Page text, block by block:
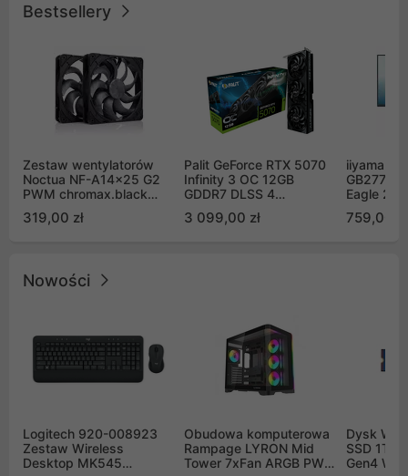
Bestsellery
Zestaw wentylatorów
Noctua NF-A14x25 G2
PWM chromax.black
Push Pull (2szt)
319,00 zł
Palit GeForce RTX 5070
Infinity 3 OC 12GB
GDDR7 DLSS 4
GB2050S)
3 099,00 zł
iiyama G-
Eagle 27"
759,00 zł
Nowości
Logitech 920-008923
Zestaw Wireless
Desktop MK545
Obudowa komputerowa
Rampage LYRON Mid
Tower 7xFan ARGB PWM
Dysk WD
SSD 1TB
Gen4